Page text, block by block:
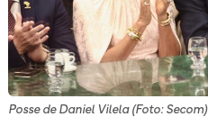
Posse de Daniel Vilela (Foto: Secom)